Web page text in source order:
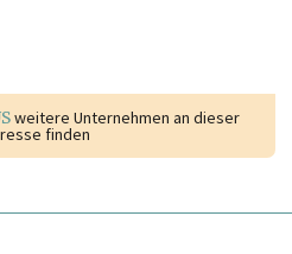
weitere Unternehmen an dieser
finden